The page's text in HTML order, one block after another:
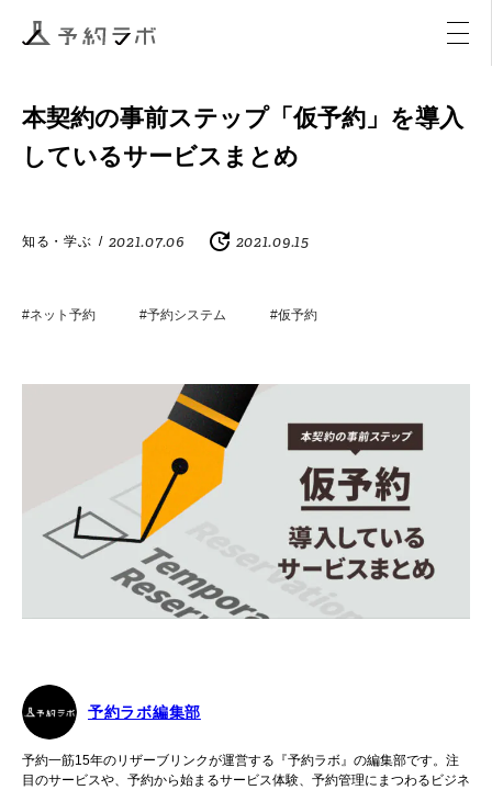
アクティビティ
本契約の事前ステップ「仮予約」を導入
しているサービスまとめ
知る・学ぶ / 2021.07.06 2021.09.15
#ネット予約 #予約システム #仮予約
予約ラボ編集部
予約一筋15年のリザーブリンクが運営する『予約ラボ』の編集部です。注
目のサービスや、予約から始まるサービス体験、予約管理にまつわるビジネ